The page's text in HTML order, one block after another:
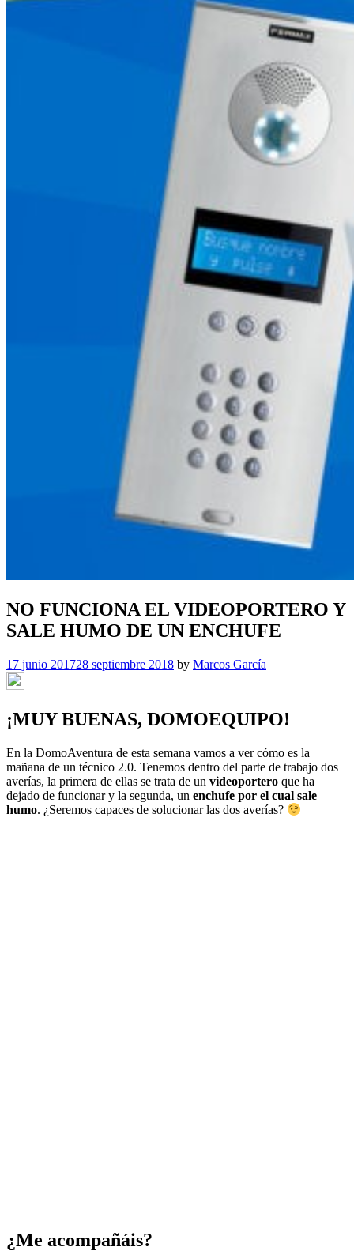
NO FUNCIONA EL VIDEOPORTERO Y
SALE HUMO DE UN ENCHUFE
17 junio 201728 septiembre 2018 by Marcos García
¡MUY BUENAS, DOMOEQUIPO!
En la DomoAventura de esta semana vamos a ver cómo es la
mañana de un técnico 2.0. Tenemos dentro del parte de trabajo dos
averías, la primera de ellas se trata de un videoportero que ha
dejado de funcionar y la segunda, un enchufe por el cual sale
humo. ¿Seremos capaces de solucionar las dos averías?
¿Me acompañáis?